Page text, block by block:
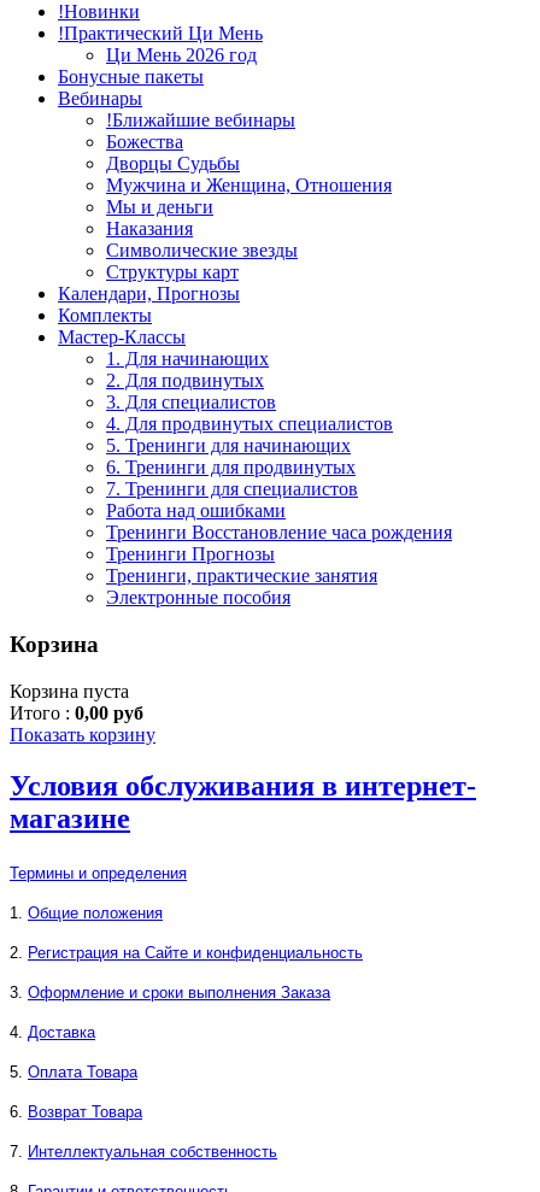
!Новинки
!Практический Ци Мень
Ци Мень 2026 год
Бонусные пакеты
Вебинары
!Ближайшие вебинары
Божества
Дворцы Судьбы
Мужчина и Женщина, Отношения
Мы и деньги
Наказания
Символические звезды
Структуры карт
Календари, Прогнозы
Комплекты
Мастер-Классы
1. Для начинающих
2. Для подвинутых
3. Для специалистов
4. Для продвинутых специалистов
5. Тренинги для начинающих
6. Тренинги для продвинутых
7. Тренинги для специалистов
Работа над ошибками
Тренинги Восстановление часа рождения
Тренинги Прогнозы
Тренинги, практические занятия
Электронные пособия
Корзина
Корзина пуста
Итого : 0,00 руб
Показать корзину
Условия обслуживания в интернет-
магазине
Термины и определения
1. Общие положения
2. Регистрация на Сайте и конфиденциальность
3. Оформление и сроки выполнения Заказа
4. Доставка
5. Оплата Товара
6. Возврат Товара
7. Интеллектуальная собственность